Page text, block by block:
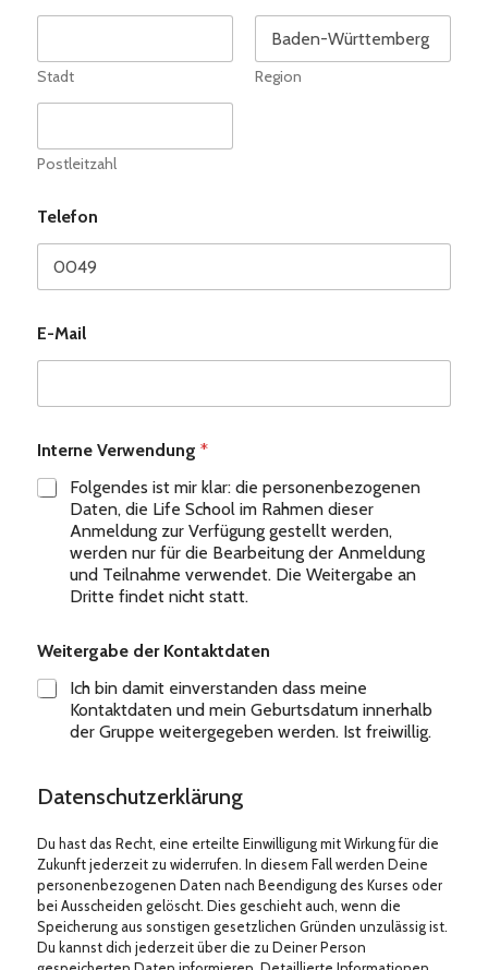
Stadt Region
Postleitzahl
Telefon
E-Mail
Interne Verwendung *
Folgendes ist mir klar: die personenbezogenen
Daten, die Life School im Rahmen dieser
Anmeldung zur Verfügung gestellt werden,
werden nur für die Bearbeitung der Anmeldung
und Teilnahme verwendet. Die Weitergabe an
Dritte findet nicht statt.
Weitergabe der Kontaktdaten
Ich bin damit einverstanden dass meine
Kontaktdaten und mein Geburtsdatum innerhalb
der Gruppe weitergegeben werden. Ist freiwillig.
Datenschutzerklärung
Du hast das Recht, eine erteilte Einwilligung mit Wirkung für die
Zukunft jederzeit zu widerrufen. In diesem Fall werden Deine
personenbezogenen Daten nach Beendigung des Kurses oder
bei Ausscheiden gelöscht. Dies geschieht auch, wenn die
Speicherung aus sonstigen gesetzlichen Gründen unzulässig ist.
Du kannst dich jederzeit über die zu Deiner Person